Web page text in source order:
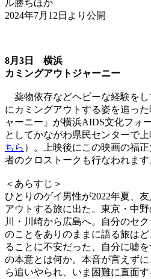
ル勝ちほか
2024年7月12日より公開
8月3日 横浜
カミングアウトジャーニー
薬物依存などヘビーな経験を
にカミングアウトする姿を追っ
ャーニー』が横浜AIDS文化フォ
としてかながわ県民センターで
ちら ）。上映後にこの映画の福
者のクロストークも行なわれます
＜あらすじ＞
ひとりのゲイ男性が2022年夏、
アウトする旅に出た。東京・中
川・川崎から広島へ。自分のセ
のことをありのままに語る旅は
ることに不安だった、自分に嘘
の本意とは何か。本音が言えず
ら追いやられ、いま困難に直面